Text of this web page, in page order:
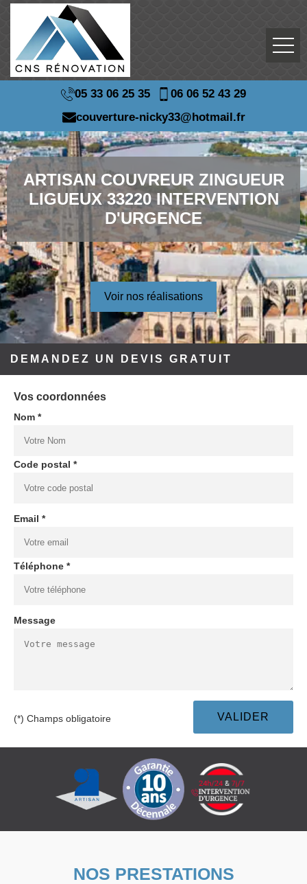
05 33 06 25 35
06 06 52 43 29
couverture-nicky33@hotmail.fr
ARTISAN COUVREUR ZINGUEUR
LIGUEUX 33220 INTERVENTION
D'URGENCE
Voir nos réalisations
DEMANDEZ UN DEVIS GRATUIT
Vos coordonnées
Nom *
Code postal *
Email *
Téléphone *
Message
(*) Champs obligatoire
NOS PRESTATIONS